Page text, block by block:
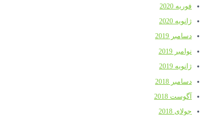
فوریه 2020
ژانویه 2020
دسامبر 2019
نوامبر 2019
ژانویه 2019
دسامبر 2018
آگوست 2018
جولای 2018